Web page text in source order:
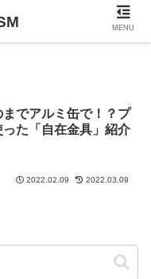
までアルミ缶で！？プ
った「自在金具」紹介
2022.02.09 2022.03.09
MENU